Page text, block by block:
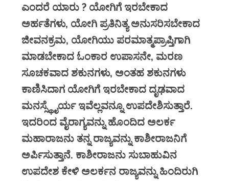
ಎಂದರೆ ಯಾರು ? ಯೋಗಿಗೆ ಇರಬೇಕಾದ
ಅರ್ಹತೆಗಳು, ಯೋಗಿ ಪ್ರತಿನಿತ್ಯ ಅನುಸರಿಸಬೇಕಾದ
ಜೀವನಕ್ರಮ, ಯೋಗಿಯು ಪರಮಾತ್ಮಪ್ರಾಪ್ತಿಗಾಗಿ
ಮಾಡಬೇಕಾದ ಓಂಕಾರ ಉಪಾಸನೇ, ಮರಣ
ಸೂಚಕವಾದ ಶಕುನಗಳು, ಅಂತಹ ಶಕುನಗಳು
ಕಾಣಿಸಿದಾಗ ಯೋಗಿಗೆ ಇರಬೇಕಾದ ದೃಢವಾದ
ಮನಸ್ಸ್ಥೈರ್ಯ ಇವೆಲ್ಲವನ್ನೂ ಉಪದೇಶಿಸುತ್ತಾರೆ.
ಇದರಿಂದ ವೈರಾಗ್ಯವನ್ನು ಹೊಂದಿದ ಅಲರ್ಕ
ಮಹಾರಾಜನು ತನ್ನ ರಾಜ್ಯವನ್ನು ಕಾಶೀರಾಜನಿಗೆ
ಅರ್ಪಿಸುತ್ತಾನೆ. ಕಾಶೀರಾಜನು ಸುಬಾಹುವಿನ
ಉಪದೇಶ ಕೇಳಿ ಅಲರ್ಕನ ರಾಜ್ಯವನ್ನು ಹಿಂದಿರುಗಿ